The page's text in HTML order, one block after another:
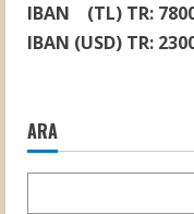
IBAN (TL) TR:
IBAN (USD) TR:
ARA